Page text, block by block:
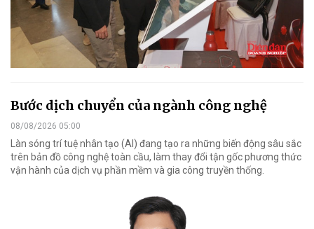
Bước dịch chuyển của ngành công nghệ
08/08/2026 05:00
Làn sóng trí tuệ nhân tạo (AI) đang tạo ra những biến động sâu sắc
trên bản đồ công nghệ toàn cầu, làm thay đổi tận gốc phương thức
vận hành của dịch vụ phần mềm và gia công truyền thống.